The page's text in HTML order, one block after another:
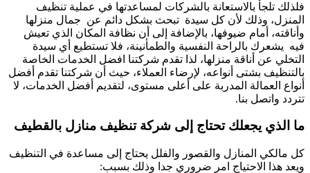
فلذلك تلجأ بالاستعانة بالشركات لمساعدتها في عملية تنظيف
المنزل، وذلك لأن كل سيدة تبحث بشكل دائم عن جمال منزلها
وأناقته، أمام ضيوفها، بالإضافة إلى أن نظافة المكان الذي تعيش
فيه يشعرك بالراحة النفسية والطمأنينة، فلا تستطيع أي سيدة
التخلي عن أناقة منزلها، لذا تقدم شركتنا افضل الخدمات الخاصة
بالتنظيف بشتى أنواعه، لإرضاء العملاء، حيث أن شركتنا تقدم أفضل
أنواع العمالة المدربة على أعلى مستوى، لتقديم أفضل الخدمات، لا
تتردد واتصل بنا.
ما الذي يجعلك تحتاج إلى شركة تنظيف منازل بالقطيف
كل مالكي المنازل والقصور والفلل يحتاج إلى مساعدة في التنظيف
ويعد هذا الاحتياج امر ضروري جدا وذلك بسبب: